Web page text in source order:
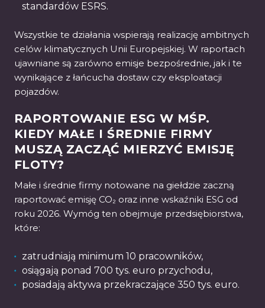
standardów ESRS.
Wszystkie te działania wspierają realizację ambitnych
celów klimatycznych Unii Europejskiej. W raportach
ujawniane są zarówno emisje bezpośrednie, jak i te
wynikające z łańcucha dostaw czy eksploatacji
pojazdów.
RAPORTOWANIE ESG W MŚP.
KIEDY MAŁE I ŚREDNIE FIRMY
MUSZĄ ZACZĄĆ MIERZYĆ EMISJĘ
FLOTY?
Małe i średnie firmy notowane na giełdzie zaczną
raportować emisję CO₂ oraz inne wskaźniki ESG od
roku 2026. Wymóg ten obejmuje przedsiębiorstwa,
które:
zatrudniają minimum 10 pracowników,
osiągają ponad 700 tys. euro przychodu,
posiadają aktywa przekraczające 350 tys. euro.